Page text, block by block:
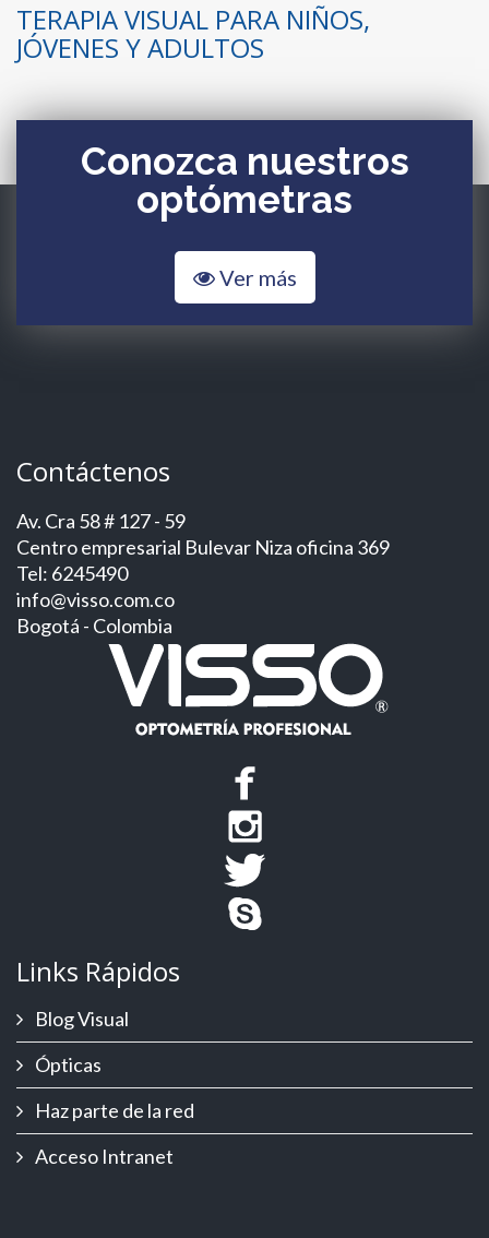
TERAPIA VISUAL PARA NIÑOS,
JÓVENES Y ADULTOS
Conozca nuestros
optómetras
Ver más
Contáctenos
Av. Cra 58 # 127 - 59
Centro empresarial Bulevar Niza oficina 369
Tel: 6245490
info@visso.com.co
Bogotá - Colombia
Links Rápidos
Blog Visual
Ópticas
Haz parte de la red
Acceso Intranet